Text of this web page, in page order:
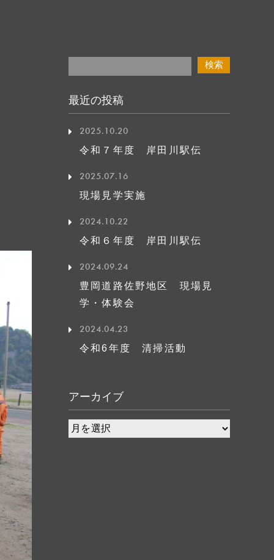
最近の投稿
2025.10.20
令和７年度 岸田川駅伝
2025.07.16
現場見学実施
2024.10.22
令和６年度 岸田川駅伝
2024.09.24
豊岡道路佐野地区 現場見
学・体験会
2024.04.23
令和6年度 清掃活動
アーカイブ